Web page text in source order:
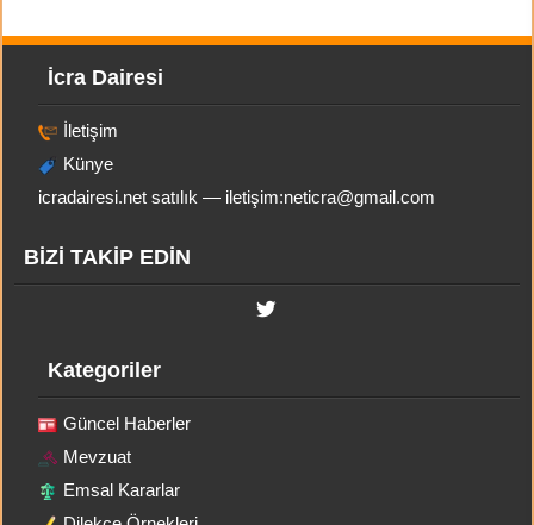
İcra Dairesi
İletişim
Künye
icradairesi.net satılık — iletişim:neticra@gmail.com
BİZİ TAKİP EDİN
Kategoriler
Güncel Haberler
Mevzuat
Emsal Kararlar